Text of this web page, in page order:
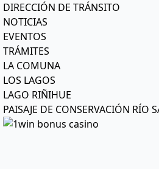
DIRECCIÓN DE TRÁNSITO
NOTICIAS
EVENTOS
TRÁMITES
LA COMUNA
LOS LAGOS
LAGO RIÑIHUE
PAISAJE DE CONSERVACIÓN RÍO